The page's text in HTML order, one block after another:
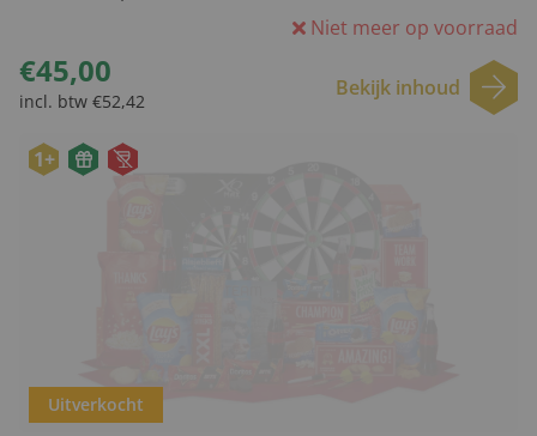
Niet meer op voorraad
€45,00
incl. btw €52,42
Bekijk inhoud
1+
Uitverkocht